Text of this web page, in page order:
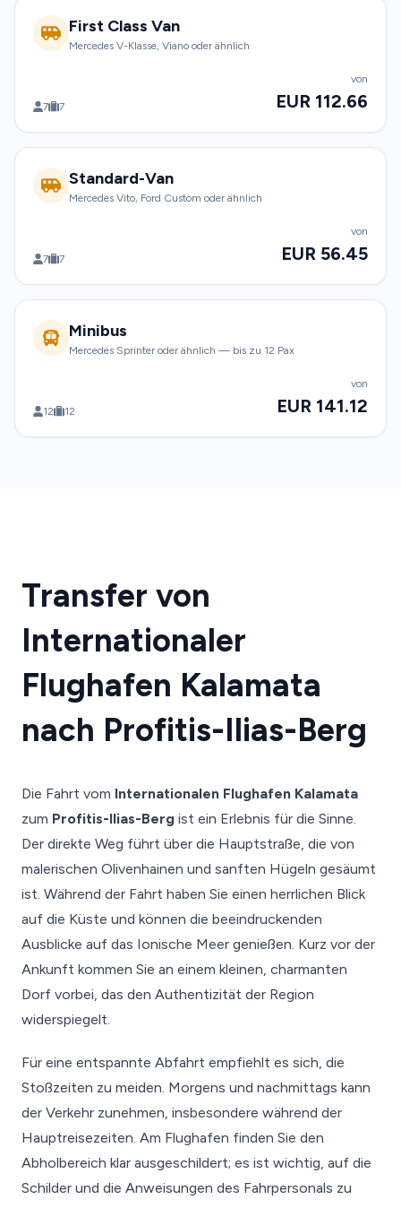
First Class Van
Mercedes V-Klasse, Viano oder ähnlich
7 7
von
EUR 112.66
Standard-Van
Mercedes Vito, Ford Custom oder ähnlich
7 7
von
EUR 56.45
Minibus
Mercedes Sprinter oder ähnlich — bis zu 12 Pax
12 12
von
EUR 141.12
Transfer von
Internationaler
Flughafen Kalamata
nach Profitis-Ilias-Berg
Die Fahrt vom Internationalen Flughafen Kalamata
zum Profitis-Ilias-Berg ist ein Erlebnis für die Sinne.
Der direkte Weg führt über die Hauptstraße, die von
malerischen Olivenhainen und sanften Hügeln gesäumt
ist. Während der Fahrt haben Sie einen herrlichen Blick
auf die Küste und können die beeindruckenden
Ausblicke auf das Ionische Meer genießen. Kurz vor der
Ankunft kommen Sie an einem kleinen, charmanten
Dorf vorbei, das den Authentizität der Region
widerspiegelt.
Für eine entspannte Abfahrt empfiehlt es sich, die
Stoßzeiten zu meiden. Morgens und nachmittags kann
der Verkehr zunehmen, insbesondere während der
Hauptreisezeiten. Am Flughafen finden Sie den
Abholbereich klar ausgeschildert; es ist wichtig, auf die
Schilder und die Anweisungen des Fahrpersonals zu